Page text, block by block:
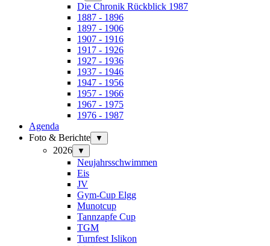
Die Chronik Rückblick 1987
1887 - 1896
1897 - 1906
1907 - 1916
1917 - 1926
1927 - 1936
1937 - 1946
1947 - 1956
1957 - 1966
1967 - 1975
1976 - 1987
Agenda
Foto & Berichte
▼
2026 ▼
Neujahrsschwimmen
Eis
JV
Gym-Cup Elgg
Munotcup
Tannzapfe Cup
TGM
Turnfest Islikon